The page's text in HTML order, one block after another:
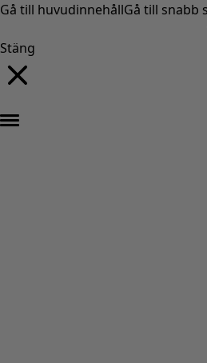
Gå till huvudinnehållGå till snabb
Stäng